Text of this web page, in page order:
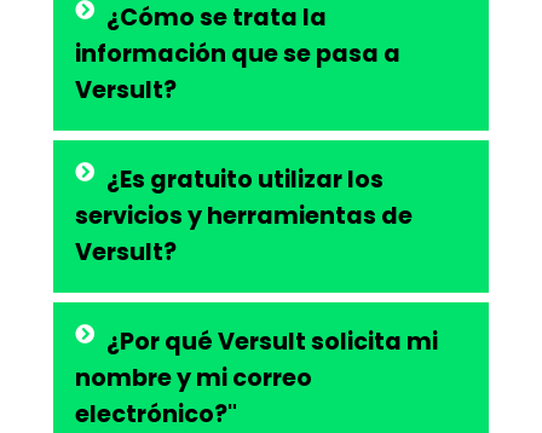
¿Cómo se trata la
información que se pasa a
Versult?
¿Es gratuito utilizar los
servicios y herramientas de
Versult?
¿Por qué Versult solicita mi
nombre y mi correo
electrónico?"